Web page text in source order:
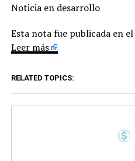
Noticia en desarrollo
Esta nota fue publicada en
Leer más
RELATED TOPICS: